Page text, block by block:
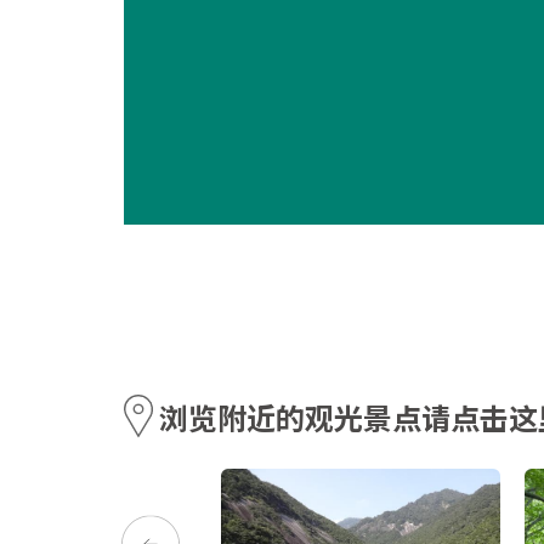
浏览附近的观光景点请点击